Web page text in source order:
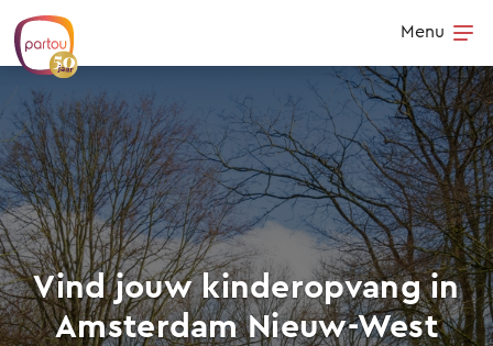
Skip to content
Menu
Vind jouw kinderopvang in
Amsterdam Nieuw-West